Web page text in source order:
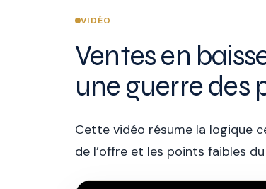
VIDÉO
Ventes en
une guerre des
Cette vidéo résume la logique
de l’offre et les points faibles